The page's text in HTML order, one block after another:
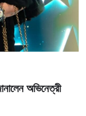
অভিনেত্রী